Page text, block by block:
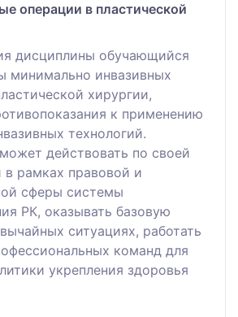
операции в пластической
дисциплины обучающийся
минимально инвазивных
хирургии,
к применению
технологий.
действовать по своей
в рамках правовой и
сферы системы
РК, оказывать базовую
ситуациях, работать
команд для
укрепления здоровья